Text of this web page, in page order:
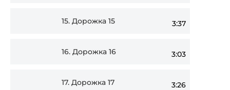
15. Дорожка 15 3:37
16. Дорожка 16 3:03
17. Дорожка 17 3:26